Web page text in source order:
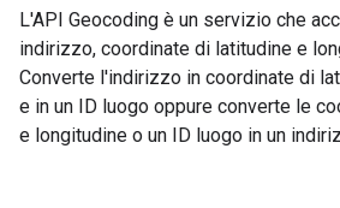
L'API Geocoding è un servizio che
indirizzo, coordinate di latitudine e
Converte l'indirizzo in coordinate di
e in un ID luogo oppure converte le
e longitudine o un ID luogo in un